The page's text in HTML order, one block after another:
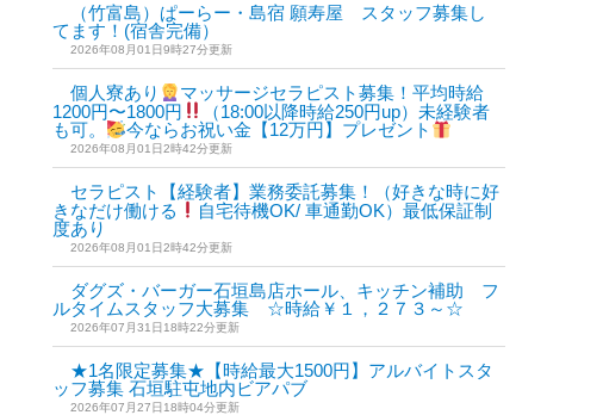
（竹富島）ぱーらー・島宿 願寿屋 スタッフ募集し
てます！(宿舎完備）
2026年08月01日9時27分更新
個人寮あり
マッサージセラピスト募集！平均時給
1200円〜1800円
（18:00以降時給250円up）未経験者
も可。
今ならお祝い金【12万円】プレゼント
2026年08月01日2時42分更新
セラピスト【経験者】業務委託募集！（好きな時に好
きなだけ働ける
自宅待機OK/ 車通勤OK）最低保証制
度あり
2026年08月01日2時42分更新
ダグズ・バーガー石垣島店ホール、キッチン補助 フ
ルタイムスタッフ大募集 ☆時給￥１，２７３～☆
2026年07月31日18時22分更新
★1名限定募集★【時給最大1500円】アルバイトスタ
ッフ募集 石垣駐屯地内ビアパブ
2026年07月27日18時04分更新